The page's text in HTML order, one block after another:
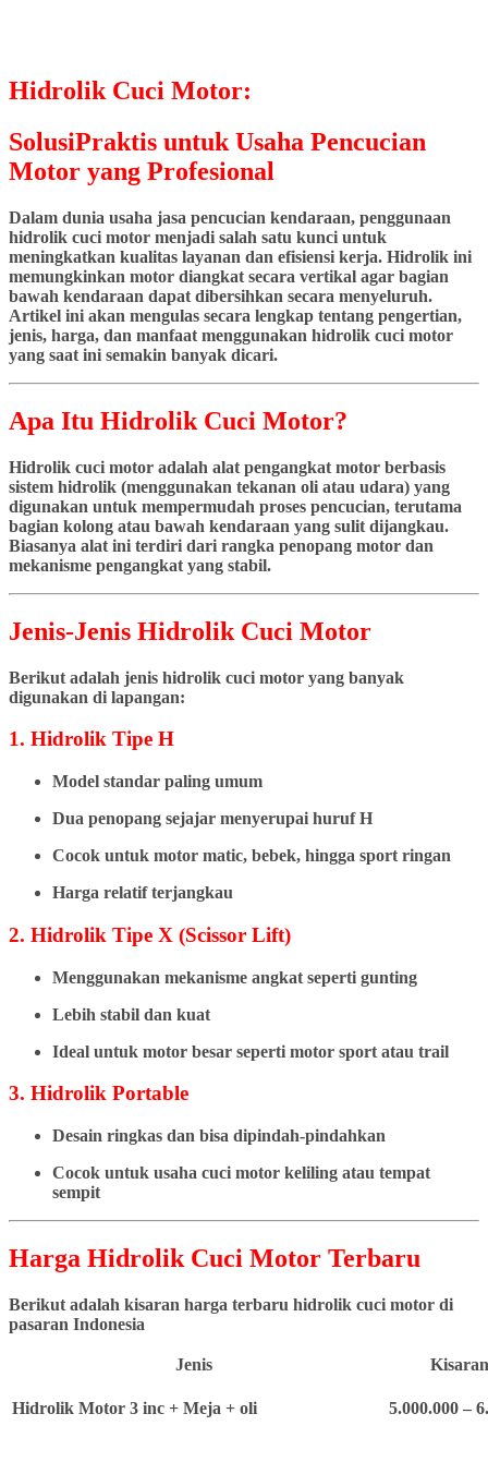
Hidrolik Cuci Motor:
SolusiPraktis untuk Usaha Pencucian
Motor yang Profesional
Dalam dunia usaha jasa pencucian kendaraan, penggunaan
hidrolik cuci motor menjadi salah satu kunci untuk
meningkatkan kualitas layanan dan efisiensi kerja. Hidrolik ini
memungkinkan motor diangkat secara vertikal agar bagian
bawah kendaraan dapat dibersihkan secara menyeluruh.
Artikel ini akan mengulas secara lengkap tentang pengertian,
jenis, harga, dan manfaat menggunakan hidrolik cuci motor
yang saat ini semakin banyak dicari.
Apa Itu Hidrolik Cuci Motor?
Hidrolik cuci motor adalah alat pengangkat motor berbasis
sistem hidrolik (menggunakan tekanan oli atau udara) yang
digunakan untuk mempermudah proses pencucian, terutama
bagian kolong atau bawah kendaraan yang sulit dijangkau.
Biasanya alat ini terdiri dari rangka penopang motor dan
mekanisme pengangkat yang stabil.
Jenis-Jenis Hidrolik Cuci Motor
Berikut adalah jenis hidrolik cuci motor yang banyak
digunakan di lapangan:
1. Hidrolik Tipe H
Model standar paling umum
Dua penopang sejajar menyerupai huruf H
Cocok untuk motor matic, bebek, hingga sport ringan
Harga relatif terjangkau
2. Hidrolik Tipe X (Scissor Lift)
Menggunakan mekanisme angkat seperti gunting
Lebih stabil dan kuat
Ideal untuk motor besar seperti motor sport atau trail
3. Hidrolik Portable
Desain ringkas dan bisa dipindah-pindahkan
Cocok untuk usaha cuci motor keliling atau tempat
sempit
Harga Hidrolik Cuci Motor Terbaru
Berikut adalah kisaran harga terbaru hidrolik cuci motor di
pasaran Indonesia
Jenis
Hidrolik Motor 3 inc + Meja + oli 5.000.000 –